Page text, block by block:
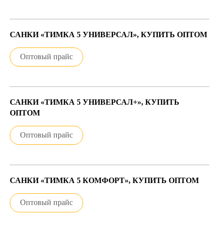
САНКИ «ТИМКА 5 УНИВЕРСАЛ», КУПИТЬ ОПТОМ
Оптовый прайс
САНКИ «ТИМКА 5 УНИВЕРСАЛ+», КУПИТЬ
ОПТОМ
Оптовый прайс
САНКИ «ТИМКА 5 КОМФОРТ», КУПИТЬ ОПТОМ
Оптовый прайс